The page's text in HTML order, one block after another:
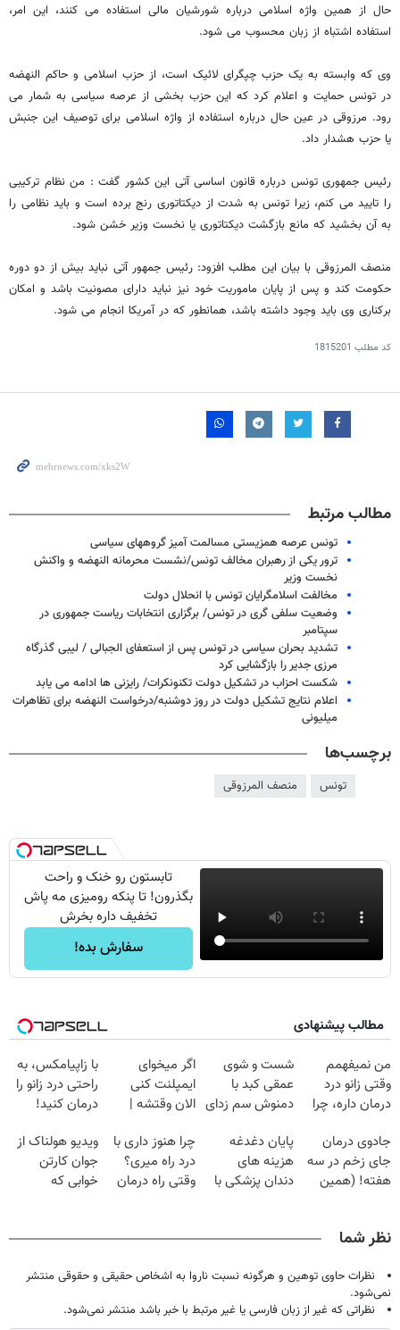
حال از همین واژه اسلامی درباره شورشیان مالی استفاده می کنند، این امر،
استفاده اشتباه از زبان محسوب می شود.
وی که وابسته به یک حزب چپگرای لائیک است، از حزب اسلامی و حاکم النهضه
در تونس حمایت و اعلام کرد که این حزب بخشی از عرصه سیاسی به شمار می
رود. مرزوقی در عین حال درباره استفاده از واژه اسلامی برای توصیف این جنبش
یا حزب هشدار داد.
رئیس جمهوری تونس درباره قانون اساسی آتی این کشور گفت : من نظام ترکیبی
را تایید می کنم، زیرا تونس به شدت از دیکتاتوری رنج برده است و باید نظامی را
به آن بخشید که مانع بازگشت دیکتاتوری یا نخست وزیر خشن شود.
منصف المرزوقی با بیان این مطلب افزود: رئیس جمهور آتی نباید بیش از دو دوره
حکومت کند و پس از پایان ماموریت خود نیز نباید دارای مصونیت باشد و امکان
برکناری وی باید وجود داشته باشد، همانطور که در آمریکا انجام می شود.
کد مطلب 1815201
مطالب مرتبط
تونس عرصه همزیستی مسالمت آمیز گروههای سیاسی
ترور یکی از رهبران مخالف تونس/نشست محرمانه النهضه و واکنش
نخست وزیر
مخالفت اسلامگرایان تونس با انحلال دولت
وضعیت سلفی گری در تونس/ برگزاری انتخابات ریاست جمهوری در
سپتامبر
تشدید بحران سیاسی در تونس پس از استعفای الجبالی / لیبی گذرگاه
مرزی جدیر را بازگشایی کرد
شکست احزاب در تشکیل دولت تکنونکرات/ رایزنی ها ادامه می یابد
اعلام نتایج تشکیل دولت در روز دوشنبه/درخواست النهضه برای تظاهرات
میلیونی
برچسب‌ها
تونس منصف المرزوقی
تابستون رو خنک و راحت
بگذرون! تا پنکه رومیزی مه پاش
تخفیف داره بخرش
سفارش بده!
مطالب پیشنهادی
من نمیفهمم
وقتی زانو درد
درمان داره، چرا
تحمل میکنی؟❗
شست و شوی
عمقی کبد با
دمنوش سم زدای
اگر میخوای
ایمپلنت کنی
الان وقتشه |
میلیون تومان!!!
با زاپیامکس، به
راحتی درد زانو را
درمان کنید!
جادوی درمان
جای زخم در سه
هفته! (همین
پایان دغدغه
هزینه های
دندان پزشکی با
چرا هنوز داری با
درد راه میری؟
وقتی راه درمان
ویدیو هولناک از
جوان کارتن
خوابی که
نظر شما
نظرات حاوی توهین و هرگونه نسبت ناروا به اشخاص حقیقی و حقوقی منتشر
نمی‌شود.
نظراتی که غیر از زبان فارسی یا غیر مرتبط با خبر باشد منتشر نمی‌شود.